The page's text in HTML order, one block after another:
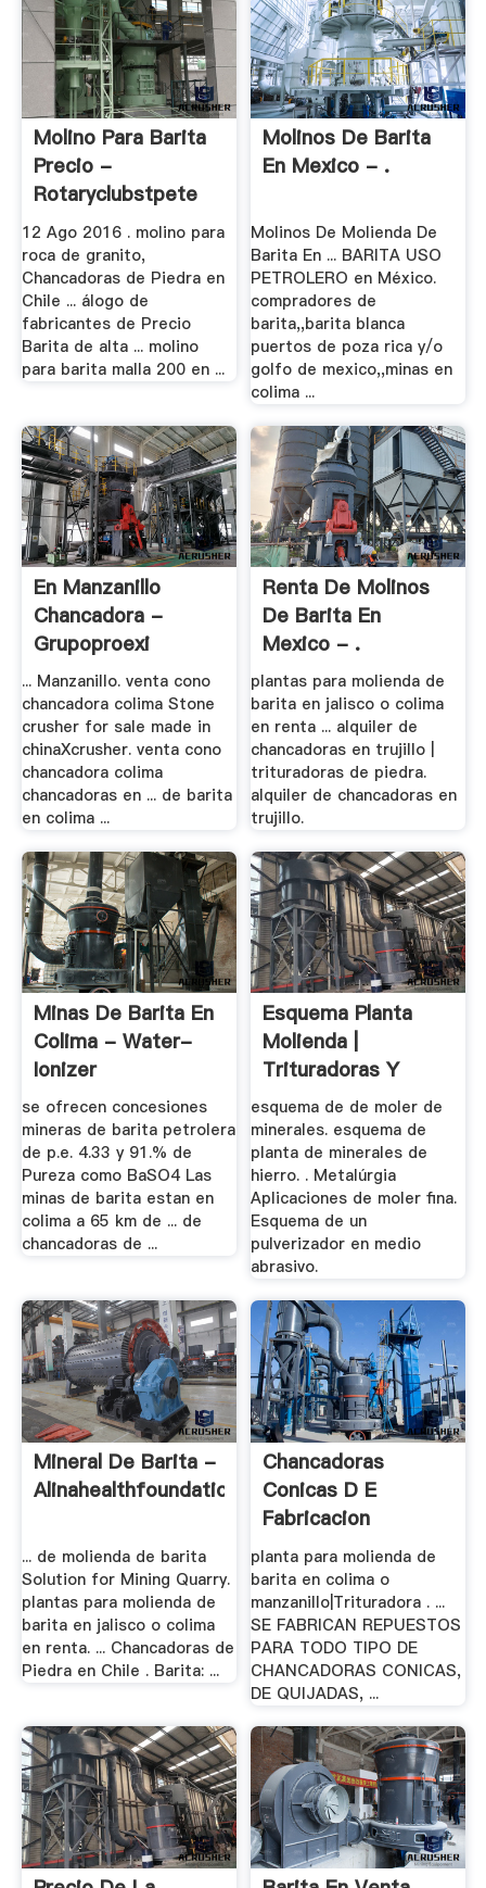
Molino Para Barita
Precio -
Rotaryclubstpete
12 Ago 2016 . molino para
roca de granito,
Chancadoras de Piedra en
Chile ... álogo de
fabricantes de Precio
Barita de alta ... molino
para barita malla 200 en ...
Molinos De Barita
En Mexico - .
Molinos De Molienda De
Barita En ... BARITA USO
PETROLERO en México.
compradores de
barita,,barita blanca
puertos de poza rica y/o
golfo de mexico,,minas en
colima ...
En Manzanillo
Chancadora -
Grupoproexi
... Manzanillo. venta cono
chancadora colima Stone
crusher for sale made in
chinaXcrusher. venta cono
chancadora colima
chancadoras en ... de barita
en colima ...
Renta De Molinos
De Barita En
Mexico - .
plantas para molienda de
barita en jalisco o colima
en renta ... alquiler de
chancadoras en trujillo |
trituradoras de piedra.
alquiler de chancadoras en
trujillo.
Minas De Barita En
Colima - Water-
Ionizer
se ofrecen concesiones
mineras de barita petrolera
de p.e. 4.33 y 91.% de
Pureza como BaSO4 Las
minas de barita estan en
colima a 65 km de ... de
chancadoras de ...
Esquema Planta
Molienda |
Trituradoras Y
Molinos
esquema de de moler de
minerales. esquema de
planta de minerales de
hierro. . Metalúrgia
Aplicaciones de moler fina.
Esquema de un
pulverizador en medio
abrasivo.
Mineral De Barita -
Alinahealthfoundation
... de molienda de barita
Solution for Mining Quarry.
plantas para molienda de
barita en jalisco o colima
en renta. ... Chancadoras de
Piedra en Chile . Barita: ...
Chancadoras
Conicas D E
Fabricacion
Alemana-XSM ...
planta para molienda de
barita en colima o
manzanillo|Trituradora . ...
SE FABRICAN REPUESTOS
PARA TODO TIPO DE
CHANCADORAS CONICAS,
DE QUIJADAS, ...